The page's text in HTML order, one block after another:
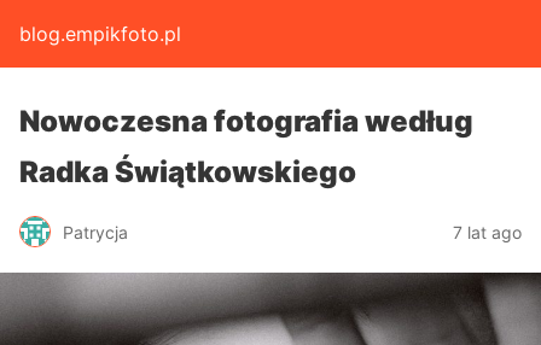
blog.empikfoto.pl
Nowoczesna fotografia według
Radka Świątkowskiego
Patrycja 7 lat ago